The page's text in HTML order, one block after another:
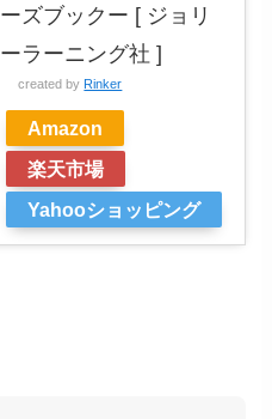
ーズブックー [ ジョリ
ーラーニング社 ]
created by Rinker
Amazon
楽天市場
Yahooショッピング